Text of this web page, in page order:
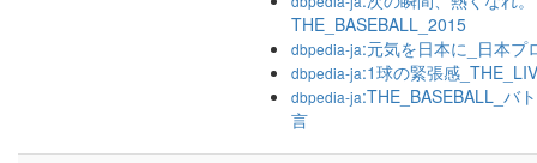
THE_BASEBALL_2015
dbpedia-ja:元気を日本に_日本プ
dbpedia-ja:1球の緊張感
dbpedia-ja:THE_BASEBALL_バ
言